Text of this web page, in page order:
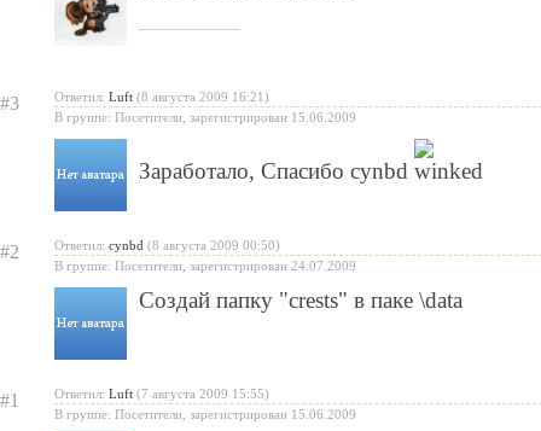
#3 Ответил: Luft (8 августа 2009 16:21)
В группе: Посетители, зарегистрирован 15.06.2009
Заработало, Спасибо cynbd
#2 Ответил: cynbd (8 августа 2009 00:50)
В группе: Посетители, зарегистрирован 24.07.2009
Создай папку "crests" в паке \data
#1 Ответил: Luft (7 августа 2009 15:55)
В группе: Посетители, зарегистрирован 15.06.2009